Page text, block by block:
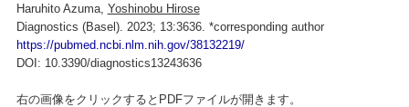
Haruhito Azuma, Yoshinobu Hirose
Diagnostics (Basel). 2023; 13:3636. *corresponding author
https://pubmed.ncbi.nlm.nih.gov/38132219/
DOI: 10.3390/diagnostics13243636
右の画像をクリックするとPDFファイルが開きます。